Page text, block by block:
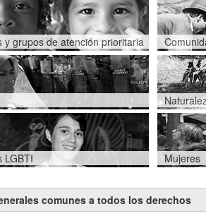
y grupos de atención prioritaria
LGBTI Mujeres
comunes a todos los derechos